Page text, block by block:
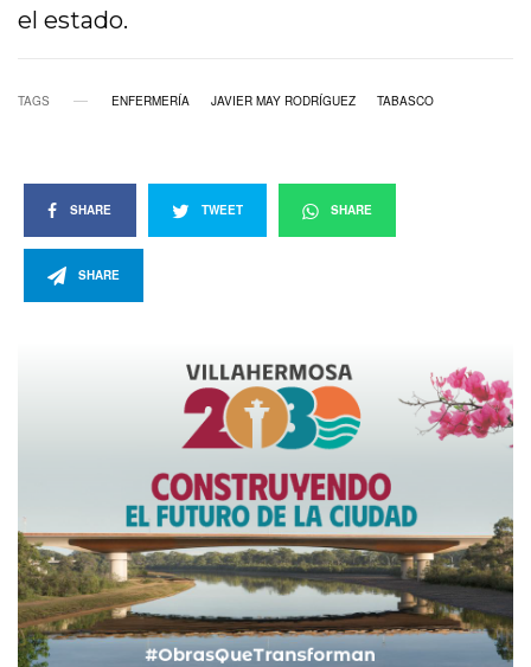
el estado.
TAGS ENFERMERÍA JAVIER MAY RODRÍGUEZ TABASCO
SHARE TWEET SHARE
SHARE